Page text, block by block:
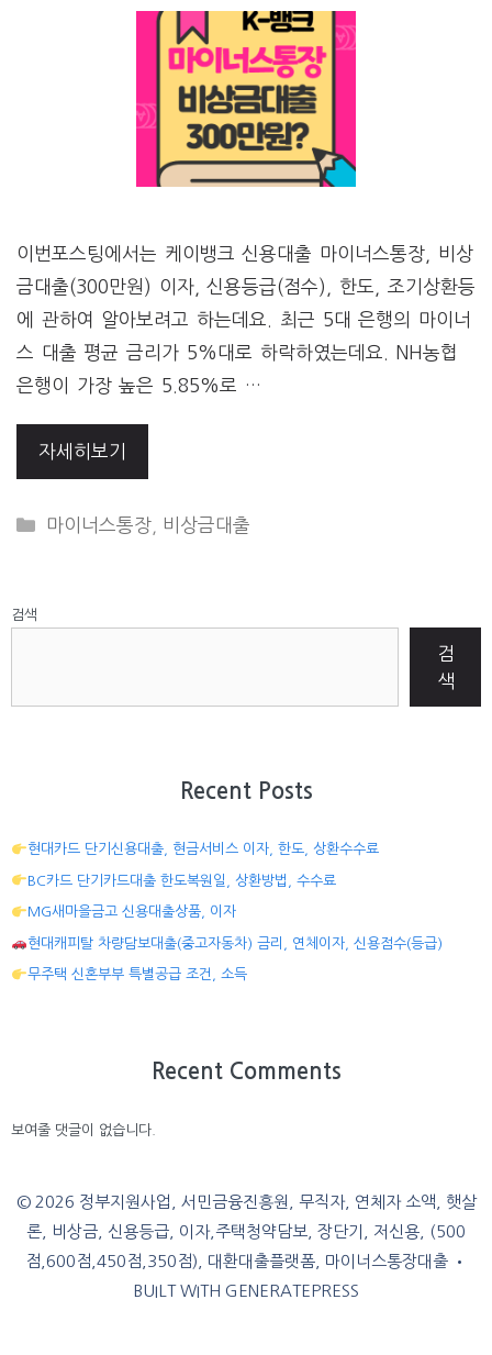
이번포스팅에서는 케이뱅크 신용대출 마이너스통장, 비상
금대출(300만원) 이자, 신용등급(점수), 한도, 조기상환등
에 관하여 알아보려고 하는데요. 최근 5대 은행의 마이너
스 대출 평균 금리가 5%대로 하락하였는데요. NH농협
은행이 가장 높은 5.85%로 …
자세히보기
CATEGORIES
마이너스통장 비상금대출
검색
검
색
Recent Posts
현대카드 단기신용대출, 현금서비스 이자, 한도, 상환수수료
BC카드 단기카드대출 한도복원일, 상환방법, 수수료
MG새마을금고 신용대출상품, 이자
현대캐피탈 차량담보대출(중고자동차) 금리, 연체이자, 신용점수(등급)
무주택 신혼부부 특별공급 조건, 소득
Recent Comments
보여줄 댓글이 없습니다.
© 2026 정부지원사업, 서민금융진흥원, 무직자, 연체자 소액, 햇살
론, 비상금, 신용등급, 이자,주택청약담보, 장단기, 저신용, (500
점,600점,450점,350점), 대환대출플랫폼, 마이너스통장대출 •
BUILT WITH GENERATEPRESS